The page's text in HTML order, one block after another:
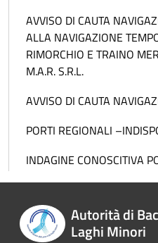
AVVISO DI CAUTA
ALLA NAVIGAZIONE
RIMORCHIO E TRAINO
M.A.R. S.R.L.
AVVISO DI CAUTA
PORTI REGIONALI
INDAGINE CONOSCITIVA
Autorità di
Laghi Minori